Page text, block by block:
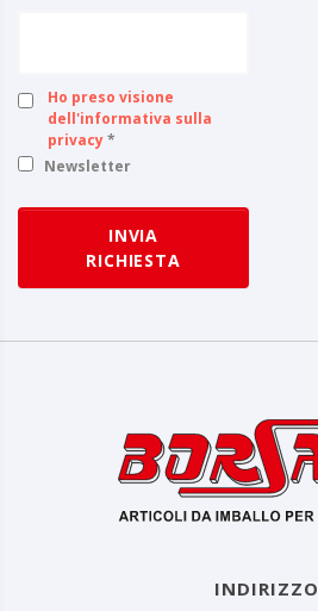
Ho preso visione
dell'informativa sulla
privacy*
Newsletter
INVIA
RICHIESTA
INDIRIZZO